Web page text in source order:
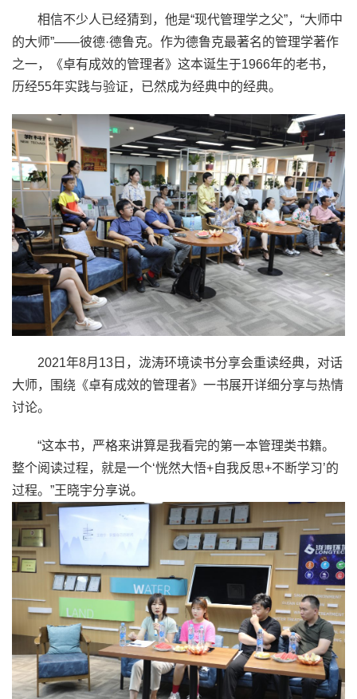
相信不少人已经猜到，他是“现代管理学之父”，“大师中
的大师”——彼德·德鲁克。作为德鲁克最著名的管理学著作
之一，《卓有成效的管理者》这本诞生于1966年的老书，
历经55年实践与验证，已然成为经典中的经典。
2021年8月13日，泷涛环境读书分享会重读经典，对话
大师，围绕《卓有成效的管理者》一书展开详细分享与热情
讨论。
“这本书，严格来讲算是我看完的第一本管理类书籍。
整个阅读过程，就是一个‘恍然大悟+自我反思+不断学习’的
过程。”王晓宇分享说。